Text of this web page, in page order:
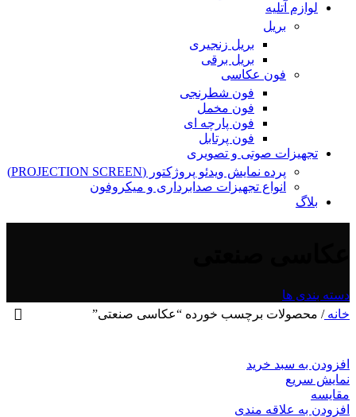
لوازم آتلیه
بریل
بریل زنجیری
بریل برقی
فون عکاسی
فون شطرنجی
فون مخمل
فون پارچه ای
فون پرتابل
تجهیزات صوتی و تصویری
پرده نمایش ویدئو پروژکتور (PROJECTION SCREEN)
انواع تجهیزات صدابرداری و میکروفون
بلاگ
دسته بندی ها
خانه/ محصولات برچسب خورده “عکاسی صنعتی”
افزودن به سبد خرید
نمایش سریع
مقايسه
افزودن به علاقه مندی